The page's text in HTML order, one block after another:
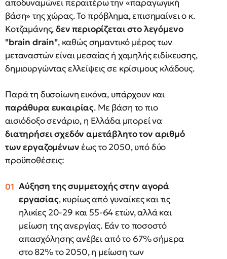
αποδυναμώνει περαιτέρω την «παραγωγική
βάση» της χώρας. Το πρόβλημα, επισημαίνει ο κ.
Κοτζαμάνης,δεν περιορίζεται στο λεγόμενο
"brain drain", καθώς σημαντικό μέρος των
μεταναστών είναι μεσαίας ή χαμηλής ειδίκευσης,
δημιουργώντας ελλείψεις σε κρίσιμους κλάδους.
Παρά τη δυσοίωνη εικόνα, υπάρχουν και
παράθυρα ευκαιρίας. Με βάση το πιο
αισιόδοξο σενάριο, η Ελλάδα μπορεί να
διατηρήσει σχεδόν αμετάβλητο τον αριθμό
των εργαζομένωνέως το 2050, υπό δύο
προϋποθέσεις:
Αύξηση της συμμετοχής στην αγορά
εργασίας, κυρίως από γυναίκες και τις
ηλικίες 20-29 και 55-64 ετών, αλλά και
μείωση της ανεργίας. Εάν το ποσοστό
απασχόλησης ανέβει από το 67% σήμερα
στο 82% το 2050, η μείωση των